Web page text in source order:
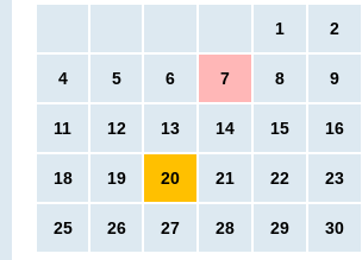
1 2
4 5 6 7 8 9
11 12 13 14 15 16
18 19 20 21 22 23
25 26 27 28 29 30